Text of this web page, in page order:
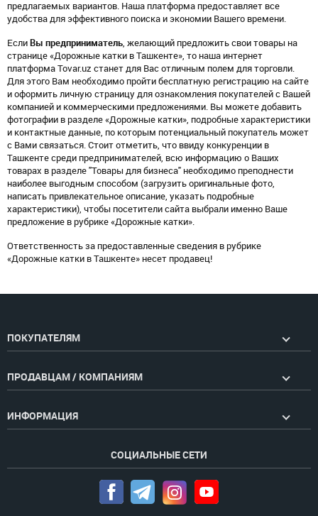
предлагаемых вариантов. Наша платформа предоставляет все
удобства для эффективного поиска и экономии Вашего времени.
Если Вы предприниматель, желающий предложить свои товары на
странице «Дорожные катки в Ташкенте», то наша интернет
платформа Tovar.uz станет для Вас отличным полем для торговли.
Для этого Вам необходимо пройти бесплатную регистрацию на сайте
и оформить личную страницу для ознакомления покупателей с Вашей
компанией и коммерческими предложениями. Вы можете добавить
фотографии в разделе «Дорожные катки», подробные характеристики
и контактные данные, по которым потенциальный покупатель может
с Вами связаться. Стоит отметить, что ввиду конкуренции в
Ташкенте среди предпринимателей, всю информацию о Ваших
товарах в разделе "Товары для бизнеса" необходимо преподнести
наиболее выгодным способом (загрузить оригинальные фото,
написать привлекательное описание, указать подробные
характеристики), чтобы посетители сайта выбрали именно Ваше
предложение в рубрике «Дорожные катки».
Ответственность за предоставленные сведения в рубрике
«Дорожные катки в Ташкенте» несет продавец!
ПОКУПАТЕЛЯМ
ПРОДАВЦАМ / КОМПАНИЯМ
ИНФОРМАЦИЯ
СОЦИАЛЬНЫЕ СЕТИ